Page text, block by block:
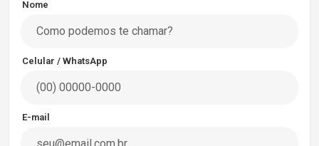
Nome
Celular / WhatsApp
E-mail